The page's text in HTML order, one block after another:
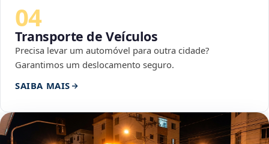
04
Transporte de Veículos
Precisa levar um automóvel para outra cidade?
Garantimos um deslocamento seguro.
SAIBA MAIS